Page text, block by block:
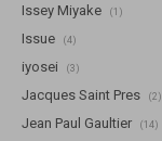
Issey Miyake (1)
Issue (4)
iyosei (3)
Jacques Saint Pres (2)
Jean Paul Gaultier (14)